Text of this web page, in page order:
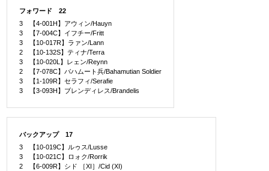
フォワード 22
3 【4-001H】アウィン/Hauyn
3 【7-004C】イフチー/Fritt
3 【10-017R】ラァン/Lann
2 【10-132S】ティナ/Terra
3 【10-020L】レェン/Reynn
2 【7-078C】バハムート兵/Bahamutian Soldier
3 【1-109R】セラフィ/Serafie
3 【3-093H】ブレンディレス/Brandelis
バックアップ 17
3 【10-019C】ルゥス/Lusse
3 【10-021C】ロォク/Rorrik
2 【6-009R】シド ［XI］/Cid (XI)